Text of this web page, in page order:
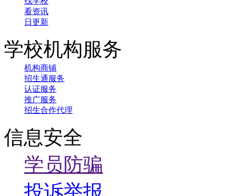
看资讯
日更新
学校机构服务
机构商铺
招生通服务
认证服务
推广服务
招生合作代理
信息安全
学员防骗
投诉举报